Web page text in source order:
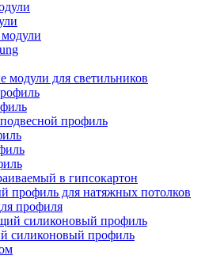
модули для светильников
профиль
в гипсокартон
профиль для натяжных потолков
профиля
силиконовый профиль